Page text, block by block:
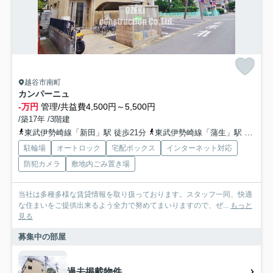
越谷市南町
カンパーニュ
-万円 管理/共益費4,500円～5,500円
/築17年 /3階建
東武伊勢崎線「新田」駅 徒歩21分
東武伊勢崎線「蒲生」駅 徒歩27分
駐輪場 オートロック 宅配ボックス
インターネット対応
防犯カメラ
敷地内ごみ置き場
当社は多種多様な賃貸情報を取り扱っております。スタッフ一同、快適
な住まいをご提供出来るよう全力で努めてまいりますので、ぜ... もっと
見る
募集中の部屋